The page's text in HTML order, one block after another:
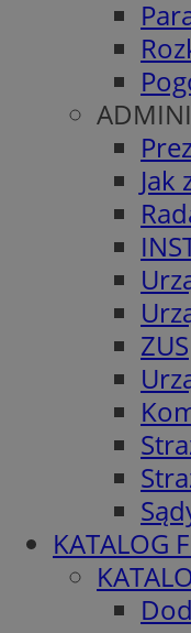
Jak
ZUS
KATALOG